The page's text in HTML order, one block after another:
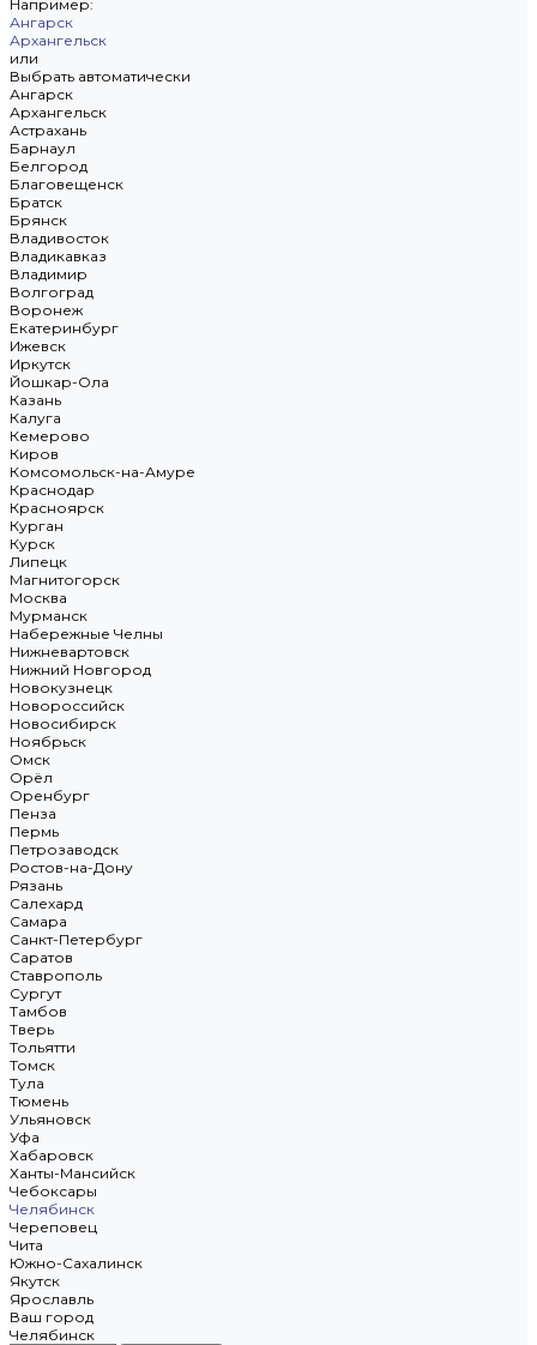
Например:
Ангарск
Архангельск
или
Выбрать автоматически
Ангарск
Архангельск
Астрахань
Барнаул
Белгород
Благовещенск
Братск
Брянск
Владивосток
Владикавказ
Владимир
Волгоград
Воронеж
Екатеринбург
Ижевск
Иркутск
Йошкар-Ола
Казань
Калуга
Кемерово
Киров
Комсомольск-на-Амуре
Краснодар
Красноярск
Курган
Курск
Липецк
Магнитогорск
Москва
Мурманск
Набережные Челны
Нижневартовск
Нижний Новгород
Новокузнецк
Новороссийск
Новосибирск
Ноябрьск
Омск
Орёл
Оренбург
Пенза
Пермь
Петрозаводск
Ростов-на-Дону
Рязань
Салехард
Самара
Санкт-Петербург
Саратов
Ставрополь
Сургут
Тамбов
Тверь
Тольятти
Томск
Тула
Тюмень
Ульяновск
Уфа
Хабаровск
Ханты-Мансийск
Чебоксары
Челябинск
Череповец
Чита
Южно-Сахалинск
Якутск
Ярославль
Ваш город
Челябинск